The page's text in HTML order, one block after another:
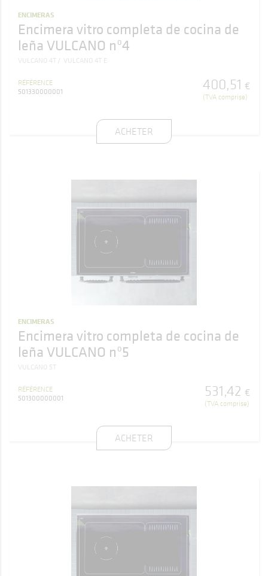
ENCIMERAS
Encimera vitro completa de cocina de
leña VULCANO nº4
VULCANO 4T VULCANO 4T E
RÉFÉRENCE
501330000001
400,51 €
(TVA comprise)
ACHETER
ENCIMERAS
Encimera vitro completa de cocina de
leña VULCANO nº5
VULCANO 5T
RÉFÉRENCE
501300000001
531,42 €
(TVA comprise)
ACHETER